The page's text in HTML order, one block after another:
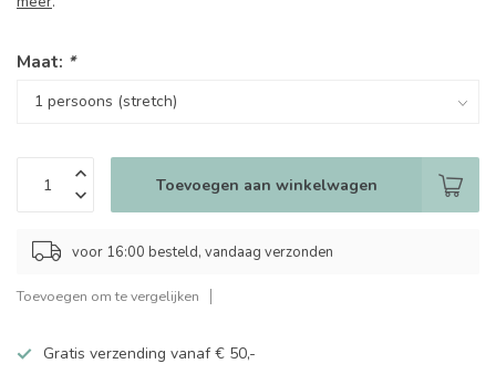
Maat: *
Toevoegen aan winkelwagen
voor 16:00 besteld, vandaag verzonden
Toevoegen om te vergelijken
Gratis verzending vanaf € 50,-